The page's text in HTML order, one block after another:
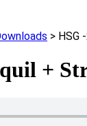
> HSG
+